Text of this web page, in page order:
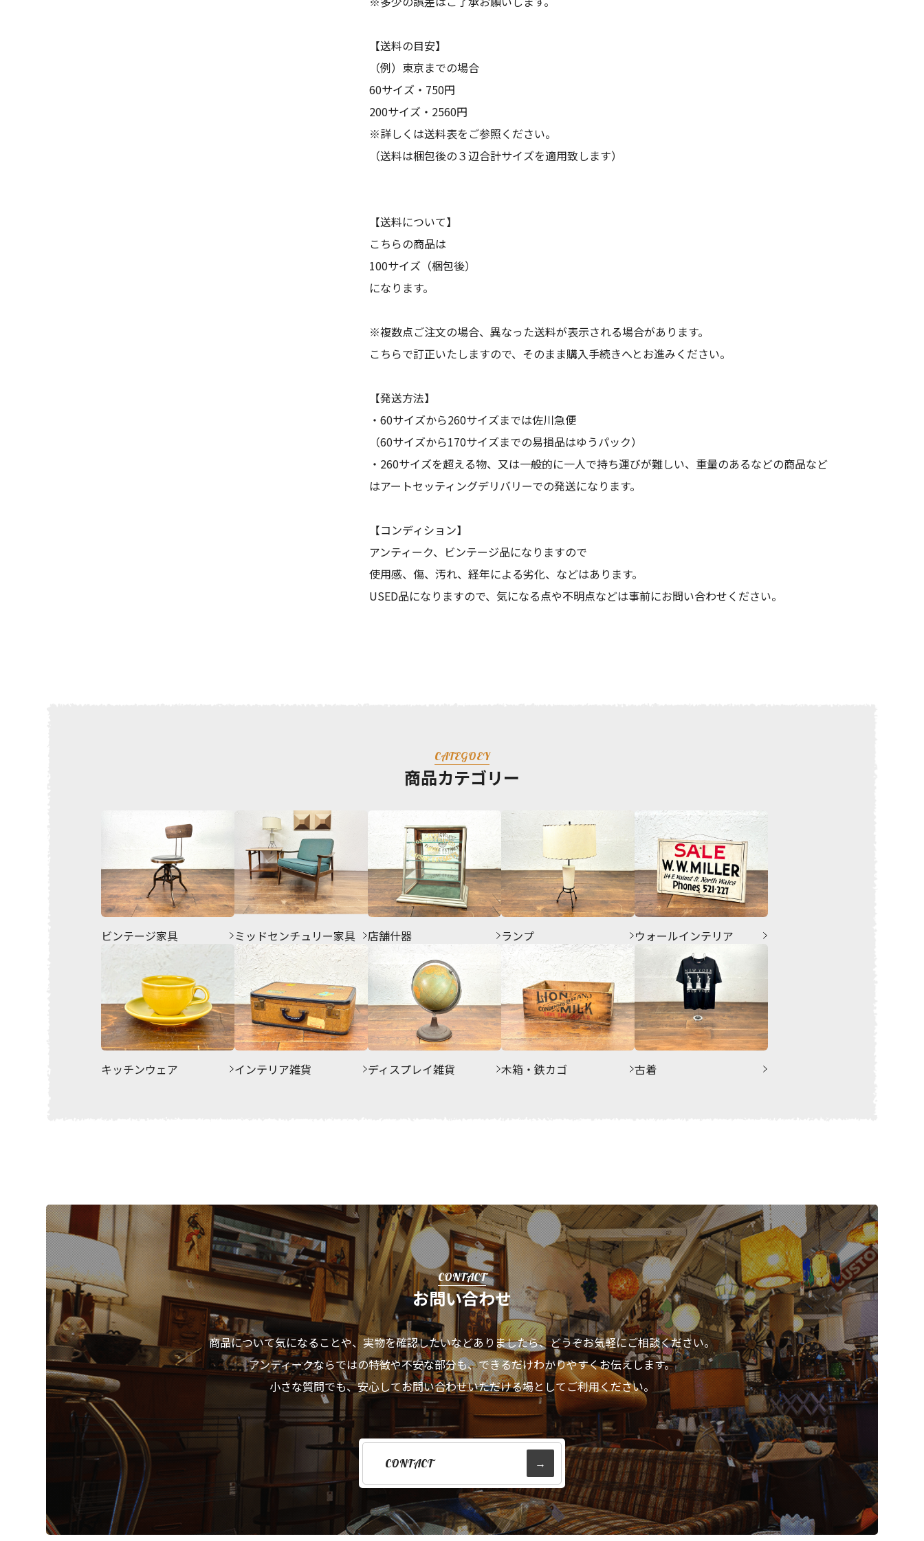
【送料の目安】
（例）東京までの場合
60サイズ・750円
200サイズ・2560円
※詳しくは送料表をご参照ください。
（送料は梱包後の３辺合計サイズを適用致します）
【送料について】
こちらの商品は
100サイズ（梱包後）
になります。
※複数点ご注文の場合、異なった送料が表示される場合があります。
こちらで訂正いたしますので、そのまま購入手続きへとお進みください。
【発送方法】
・60サイズから260サイズまでは佐川急便
（60サイズから170サイズまでの易損品はゆうパック）
・260サイズを超える物、又は一般的に一人で持ち運びが難しい、重量のあるなどの商品など
はアートセッティングデリバリーでの発送になります。
【コンディション】
アンティーク、ビンテージ品になりますので
使用感、傷、汚れ、経年による劣化、などはあります。
USED品になりますので、気になる点や不明点などは事前にお問い合わせください。
CATEGOEY
商品カテゴリー
ビンテージ家具 ミッドセンチュリー家具 店舗什器 ランプ ウォールインテリア
キッチンウェア インテリア雑貨 ディスプレイ雑貨 木箱・鉄カゴ 古着
CONTACT
お問い合わせ
商品について気になることや、実物を確認したいなどありましたら、どうぞお気軽にご相談ください。
アンティークならではの特徴や不安な部分も、できるだけわかりやすくお伝えします。
小さな質問でも、安心してお問い合わせいただける場としてご利用ください。
CONTACT →